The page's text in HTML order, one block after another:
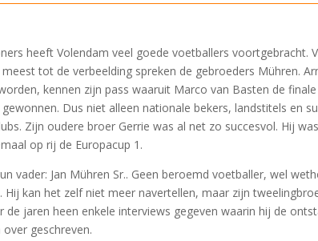
heeft Volendam veel goede voetballers voortgebracht.
tot de verbeelding spreken de gebroeders Mühren.
kennen zijn pass waaruit Marco van Basten de
Dus niet alleen nationale bekers, landstitels en
Zijn oudere broer Gerrie was al net zo succesvol. Hij
op rij de Europacup 1.
vader: Jan Mühren Sr.. Geen beroemd voetballer, wel
Hij kan het zelf niet meer navertellen, maar zijn
jaren heen enkele interviews gegeven waarin hij de
geschreven.